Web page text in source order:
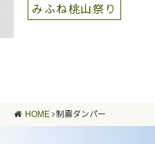
みふね桃山祭り
HOME 制震ダンパー